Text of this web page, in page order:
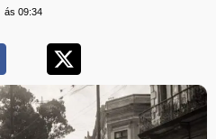
ás 09:34